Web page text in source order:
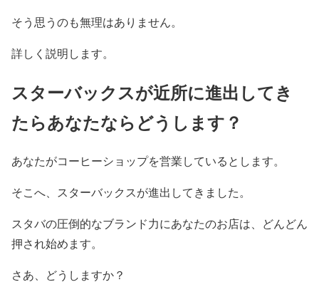
そう思うのも無理はありません。
詳しく説明します。
スターバックスが近所に進出してき
たらあなたならどうします？
あなたがコーヒーショップを営業しているとします。
そこへ、スターバックスが進出してきました。
スタバの圧倒的なブランド力にあなたのお店は、どんどん
押され始めます。
さあ、どうしますか？